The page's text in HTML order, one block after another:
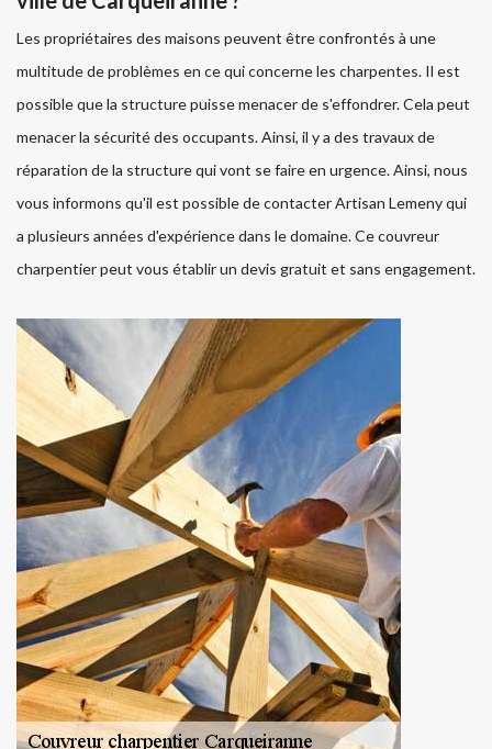
Les propriétaires des maisons peuvent être confrontés à une
multitude de problèmes en ce qui concerne les charpentes. Il est
possible que la structure puisse menacer de s'effondrer. Cela peut
menacer la sécurité des occupants. Ainsi, il y a des travaux de
réparation de la structure qui vont se faire en urgence. Ainsi, nous
vous informons qu'il est possible de contacter Artisan Lemeny qui
a plusieurs années d'expérience dans le domaine. Ce couvreur
charpentier peut vous établir un devis gratuit et sans engagement.